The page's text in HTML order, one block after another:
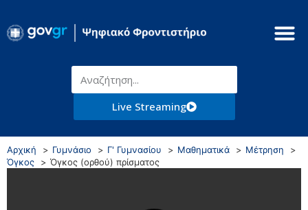
Live Streaming
Αρχική Γυμνάσιο Γ' Γυμνασίου Μαθηματικά
Μέτρηση
Όγκος
Όγκος (ορθού) πρίσματος